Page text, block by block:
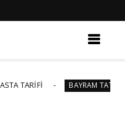
BAYRAM TATLILARI